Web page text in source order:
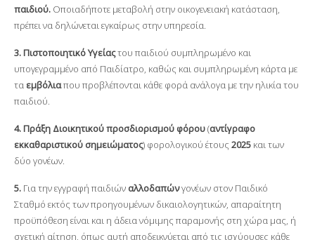
παιδιού. Οποιαδήποτε μεταβολή στην οικογενειακή κατάσταση,
πρέπει να δηλώνεται εγκαίρως στην υπηρεσία.
3. Πιστοποιητικό Υγείαςτου παιδιού συμπληρωμένο και
υπογεγραμμένο από Παιδίατρο, καθώς και συμπληρωμένη κάρτα με
τα εμβόλιαπου προβλέπονται κάθε φορά ανάλογα με την ηλικία του
παιδιού.
4. Πράξη Διοικητικού προσδιορισμού φόρου(αντίγραφο
εκκαθαριστικού σημειώματος) φορολογικού έτους 2025 και των
δύο γονέων.
5. Για την εγγραφή παιδιών αλλοδαπώνγονέων στον Παιδικό
Σταθμό εκτός των προηγουμένων δικαιολογητικών, απαραίτητη
προϋπόθεση είναι και η άδεια νόμιμης παραμονής στη χώρα μας, ή
σχετική αίτηση, όπως αυτή αποδεικνύεται από τις ισχύουσες κάθε